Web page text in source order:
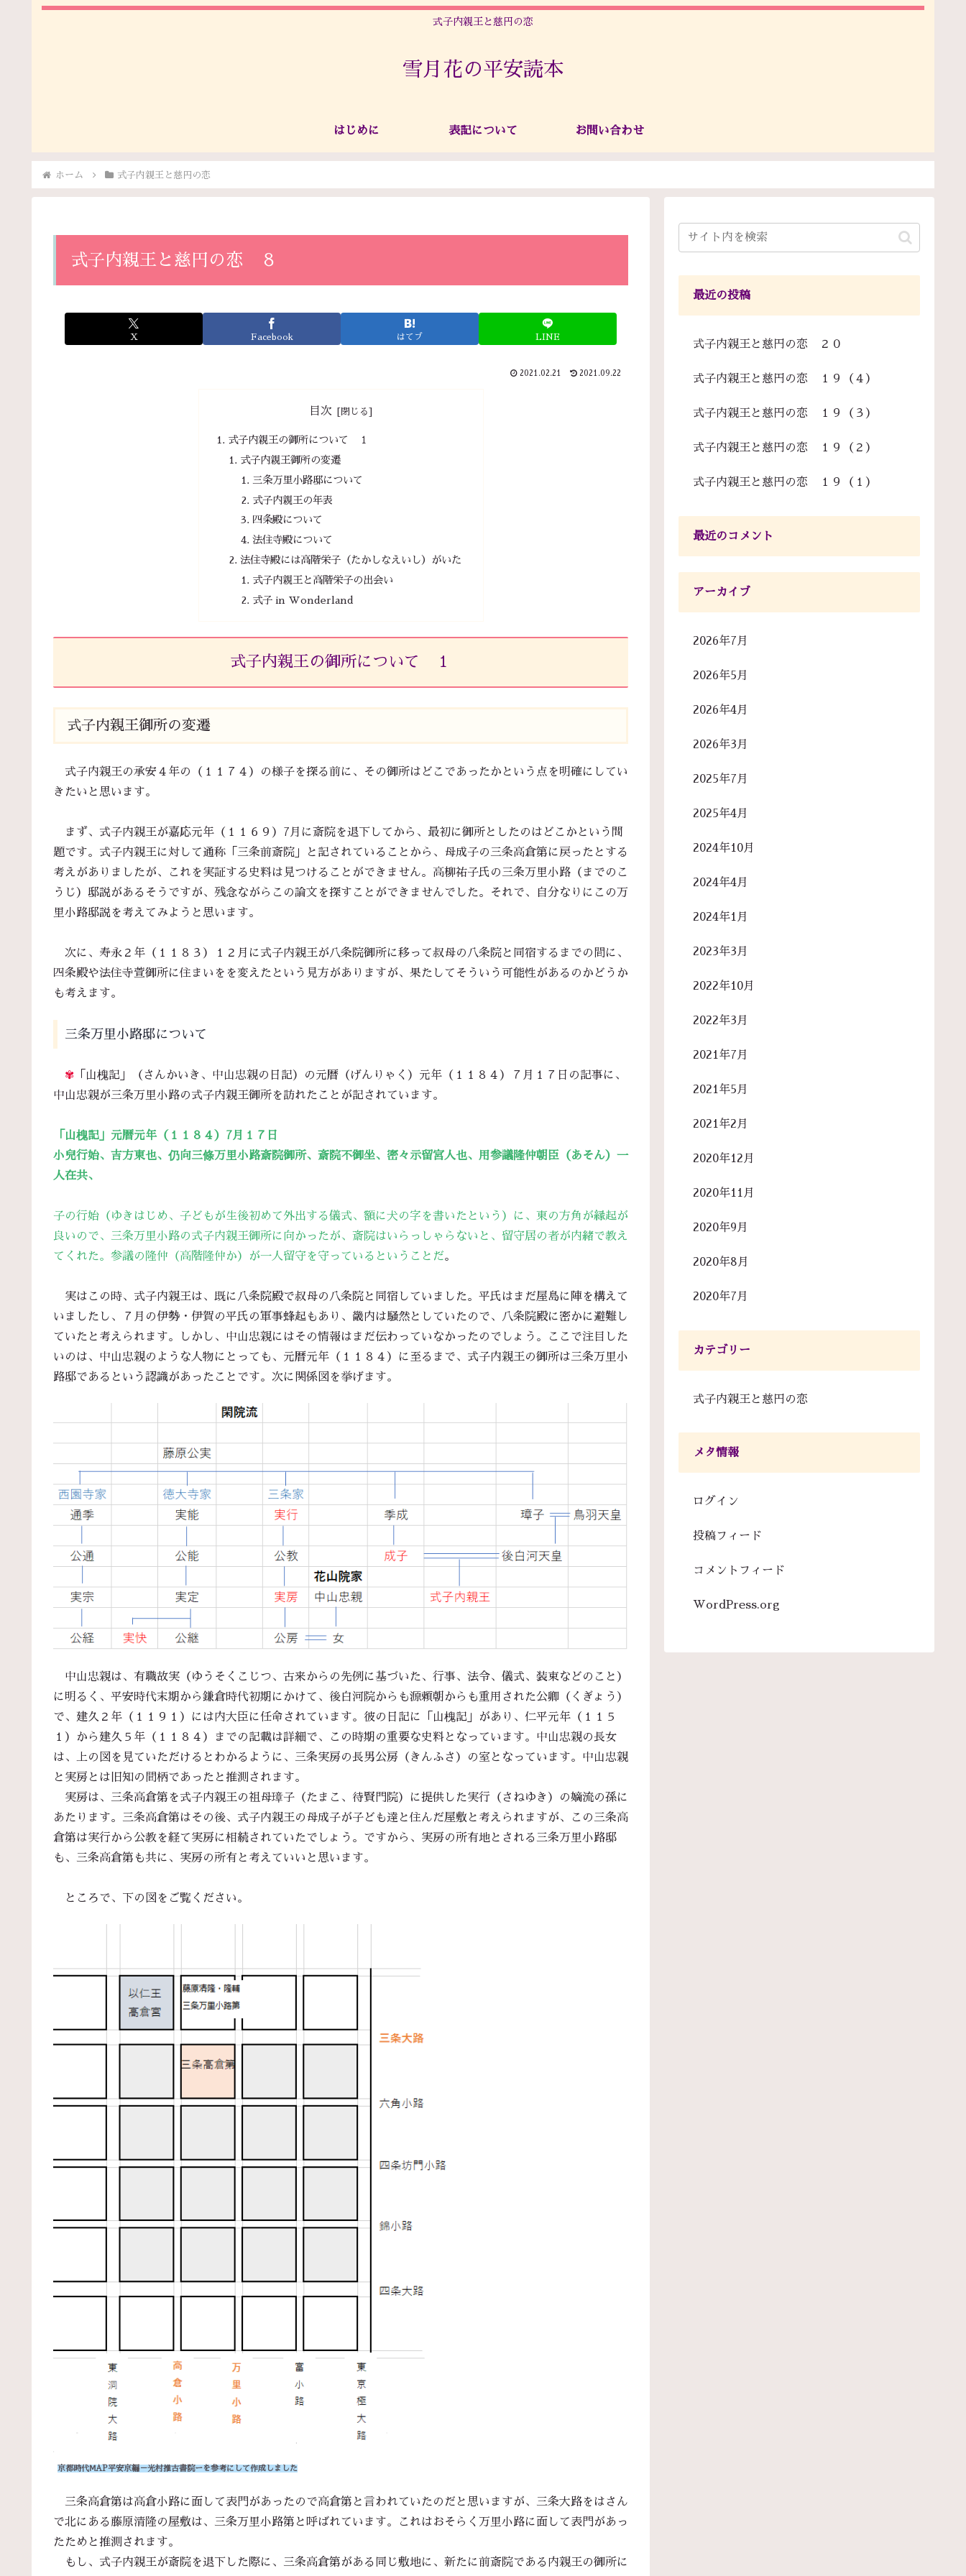
式子内親王と慈円の恋
雪月花の平安読本
はじめに 表記について お問い合わせ
ホーム 式子内親王と慈円の恋
式子内親王と慈円の恋 ８
X Facebook はてブ LINE
2021.02.21 2021.09.22
目次
式子内親王の御所について １
式子内親王御所の変遷
三条万里小路邸について
式子内親王の年表
四条殿について
法住寺殿について
法住寺殿には高階栄子（たかしなえいし）がいた
式子内親王と高階栄子の出会い
式子 in Wonderland
式子内親王の御所について １
式子内親王御所の変遷
式子内親王の承安４年の（１１７４）の様子を探る前に、その御所はどこであったかという点を明確にしてい
きたいと思います。
まず、式子内親王が嘉応元年（１１６９）7月に斎院を退下してから、最初に御所としたのはどこかという問
題です。式子内親王に対して通称「三条前斎院」と記されていることから、母成子の三条高倉第に戻ったとする
考えがありましたが、これを実証する史料は見つけることができません。高柳祐子氏の三条万里小路（までのこ
うじ）邸説があるそうですが、残念ながらこの論文を探すことができませんでした。それで、自分なりにこの万
里小路邸説を考えてみようと思います。
次に、寿永２年（１１８３）１２月に式子内親王が八条院御所に移って叔母の八条院と同宿するまでの間に、
四条殿や法住寺萱御所に住まいをを変えたという見方がありますが、果たしてそういう可能性があるのかどうか
も考えます。
三条万里小路邸について
✾ 「山槐記」（さんかいき、中山忠親の日記）の元暦（げんりゃく）元年（１１８４）７月１７日の記事に、
中山忠親が三条万里小路の式子内親王御所を訪れたことが記されています。
「山槐記」元暦元年（１１８４）7月１７日
小兒行始、吉方東也、仍向三條万里小路斎院御所、斎院不御坐、密々示留宮人也、用参議隆仲朝臣（あそん）一
人在共、
子の行始（ゆきはじめ、子どもが生後初めて外出する儀式、額に犬の字を書いたという）に、東の方角が縁起が
良いので、三条万里小路の式子内親王御所に向かったが、斎院はいらっしゃらないと、留守居の者が内緒で教え
てくれた。参議の隆仲（高階隆仲か）が一人留守を守っているということだ。
実はこの時、式子内親王は、既に八条院殿で叔母の八条院と同宿していました。平氏はまだ屋島に陣を構えて
いましたし、７月の伊勢・伊賀の平氏の軍事蜂起もあり、畿内は騒然としていたので、八条院殿に密かに避難し
ていたと考えられます。しかし、中山忠親にはその情報はまだ伝わっていなかったのでしょう。ここで注目した
いのは、中山忠親のような人物にとっても、元暦元年（１１８４）に至るまで、式子内親王の御所は三条万里小
路邸であるという認識があったことです。次に関係図を挙げます。
中山忠親は、有職故実（ゆうそくこじつ、古来からの先例に基づいた、行事、法令、儀式、装束などのこと）
に明るく、平安時代末期から鎌倉時代初期にかけて、後白河院からも源頼朝からも重用された公卿（くぎょう）
で、建久２年（１１９１）には内大臣に任命されています。彼の日記に「山槐記」があり、仁平元年（１１５
１）から建久５年（１１８４）までの記載は詳細で、この時期の重要な史料となっています。中山忠親の長女
は、上の図を見ていただけるとわかるように、三条実房の長男公房（きんふさ）の室となっています。中山忠親
と実房とは旧知の間柄であったと推測されます。
実房は、三条高倉第を式子内親王の祖母璋子（たまこ、待賢門院）に提供した実行（さねゆき）の嫡流の孫に
あたります。三条高倉第はその後、式子内親王の母成子が子ども達と住んだ屋敷と考えられますが、この三条高
倉第は実行から公教を経て実房に相続されていたでしょう。ですから、実房の所有地とされる三条万里小路邸
も、三条高倉第も共に、実房の所有と考えていいと思います。
ところで、下の図をご覧ください。
京都時代ⅯAP平安京編－光村推古書院ーを参考にして作成しました
三条高倉第は高倉小路に面して表門があったので高倉第と言われていたのだと思いますが、三条大路をはさん
で北にある藤原清隆の屋敷は、三条万里小路第と呼ばれています。これはおそらく万里小路に面して表門があっ
たためと推測されます。
もし、式子内親王が斎院を退下した際に、三条高倉第がある同じ敷地に、新たに前斎院である内親王の御所に
最近の投稿
式子内親王と慈円の恋 ２０
式子内親王と慈円の恋 １９（４）
式子内親王と慈円の恋 １９（３）
式子内親王と慈円の恋 １９（２）
式子内親王と慈円の恋 １９（１）
最近のコメント
アーカイブ
2026年7月
2026年5月
2026年4月
2026年3月
2025年7月
2025年4月
2024年10月
2024年4月
2024年1月
2023年3月
2022年10月
2022年3月
2021年7月
2021年5月
2021年2月
2020年12月
2020年11月
2020年9月
2020年8月
2020年7月
カテゴリー
式子内親王と慈円の恋
メタ情報
ログイン
投稿フィード
コメントフィード
WordPress.org